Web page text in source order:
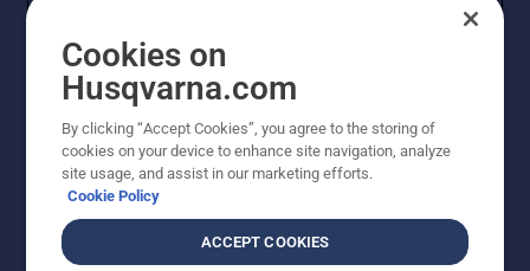
PROFESIONĀLIS
Cookies on
Husqvarna.com
By clicking “Accept Cookies”, you agree to the storing of
cookies on your device to enhance site navigation, analyze
site usage, and assist in our marketing efforts.
Cookie Policy
ACCEPT COOKIES